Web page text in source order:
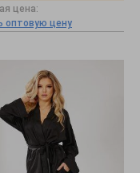
цена:
оптовую цену